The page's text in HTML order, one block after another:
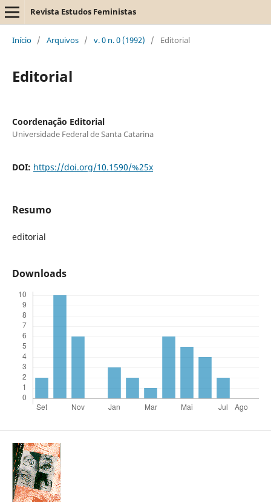
Revista Estudos Feministas
Início / Arquivos / v. 0 n. 0 (1992) / Editorial
Editorial
Coordenação Editorial
Universidade Federal de Santa Catarina
DOI: https://doi.org/10.1590/%25x
Resumo
editorial
Downloads